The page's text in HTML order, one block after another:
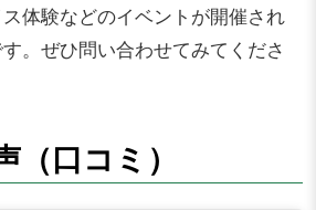
体験などのイベントが開催され
。ぜひ問い合わせてみてくださ
（口コミ）